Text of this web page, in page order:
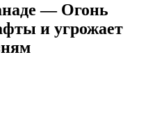
— Огонь
и угрожает